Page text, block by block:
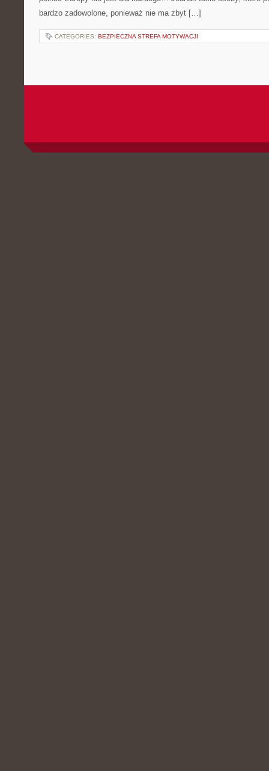
bardzo zadowolone, ponieważ nie ma zbyt […]
CATEGORIES: BEZPIECZNA STREFA MOTYWACJI